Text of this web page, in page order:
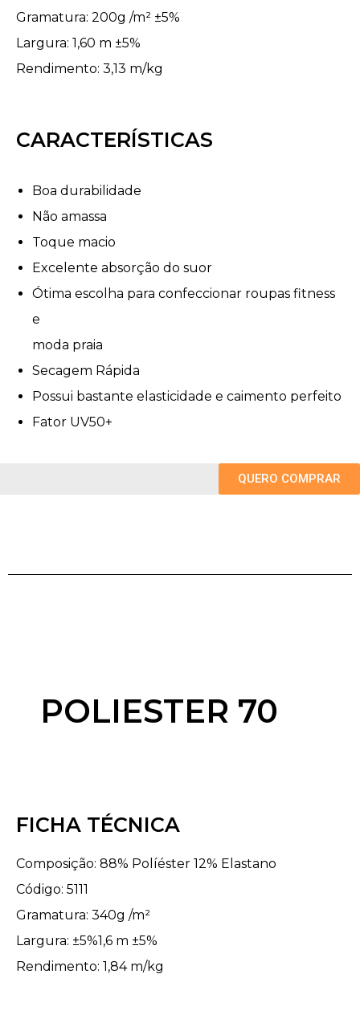
Gramatura: 200g /m² ±5%
Largura: 1,60 m ±5%
Rendimento: 3,13 m/kg
CARACTERÍSTICAS
Boa durabilidade
Não amassa
Toque macio
Excelente absorção do suor
Ótima escolha para confeccionar roupas fitness
e
moda praia
Secagem Rápida
Possui bastante elasticidade e caimento perfeito
Fator UV50+
QUERO COMPRAR
POLIESTER 70
FICHA TÉCNICA
Composição: 88% Políéster 12% Elastano
Código: 5111
Gramatura: 340g /m²
Largura: ±5%1,6 m ±5%
Rendimento: 1,84 m/kg